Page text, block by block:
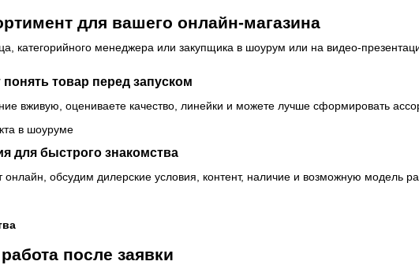
для вашего онлайн-магазина
категорийного менеджера или закупщика в шоурум или на видео-
товар перед запуском
вживую, оцениваете качество, линейки и можете лучше сформировать
для быстрого знакомства
обсудим дилерские условия, контент, наличие и возможную модель
после заявки